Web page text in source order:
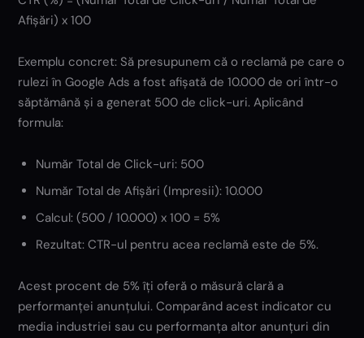
Afișări) x 100
Exemplu concret: Să presupunem că o reclamă pe care o
rulezi în Google Ads a fost afișată de 10.000 de ori într-o
săptămână și a generat 500 de click-uri. Aplicând
formula:
Număr Total de Click-uri: 500
Număr Total de Afișări (Impresii): 10.000
Calcul: (500 / 10.000) x 100 = 5%
Rezultat: CTR-ul pentru acea reclamă este de 5%.
Acest procent de 5% îți oferă o măsură clară a
performanței anunțului. Comparând acest indicator cu
media industriei sau cu performanța altor anunțuri din